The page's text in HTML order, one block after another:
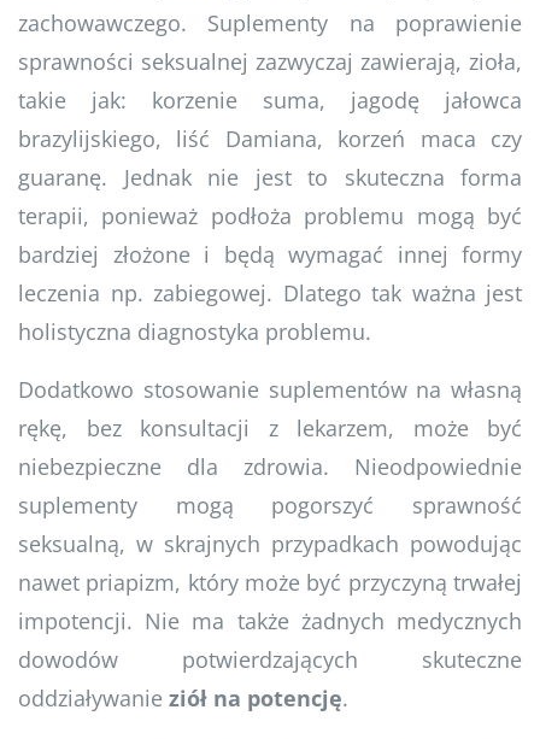
zachowawczego. Suplementy na poprawienie
sprawności seksualnej zazwyczaj zawierają, zioła,
takie jak: korzenie suma, jagodę jałowca
brazylijskiego, liść Damiana, korzeń maca czy
guaranę. Jednak nie jest to skuteczna forma
terapii, ponieważ podłoża problemu mogą być
bardziej złożone i będą wymagać innej formy
leczenia np. zabiegowej. Dlatego tak ważna jest
holistyczna diagnostyka problemu.
Dodatkowo stosowanie suplementów na własną
rękę, bez konsultacji z lekarzem, może być
niebezpieczne dla zdrowia. Nieodpowiednie
suplementy mogą pogorszyć sprawność
seksualną, w skrajnych przypadkach powodując
nawet priapizm, który może być przyczyną trwałej
impotencji. Nie ma także żadnych medycznych
dowodów potwierdzających skuteczne
oddziaływanie ziół na potencję.